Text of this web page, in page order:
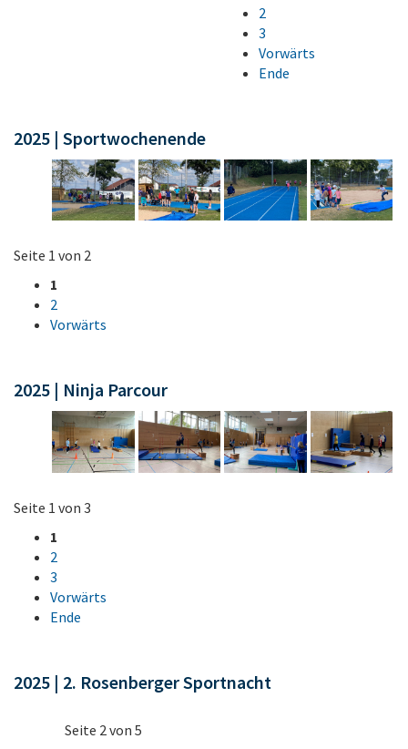
2
3
Vorwärts
Ende
2025 | Sportwochenende
Seite 1 von 2
1
2
Vorwärts
2025 | Ninja Parcour
Seite 1 von 3
1
2
3
Vorwärts
Ende
2025 | 2. Rosenberger Sportnacht
Seite 2 von 5